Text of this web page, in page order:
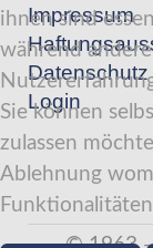
Impressum
Datenschutz
Login
ihnen sind
während
Sie können
zulassen
Ablehnung